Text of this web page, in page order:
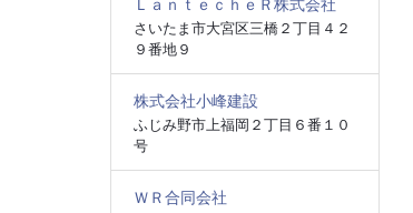
ＬａｎｔｅｃｈｅＲ株式会社
さいたま市大宮区三橋２丁目４２
９番地９
株式会社小峰建設
ふじみ野市上福岡２丁目６番１０
号
ＷＲ合同会社